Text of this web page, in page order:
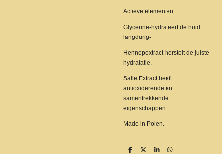
Actieve elementen:
Glycerine-hydrateert de huid
langdurig-
Hennepextract-herstelt de juiste
hydratatie.
Salie Extract heeft
antioxiderende en
samentrekkende
eigenschappen.
Made in Polen.
D D S D